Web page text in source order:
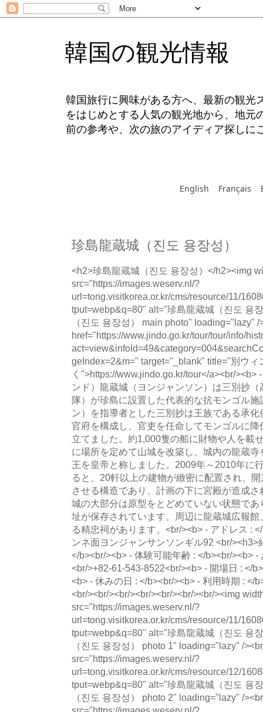
韓国の観光情報
韓国旅行に興味がある方へ、最新の観光
をはじめとする人気の観光地から、地
前の参考や、次の旅のアイディア探しに
English Français
珍島龍蔵城（진도 용장성）
<h2>珍島龍蔵城（진도 용장성）</h2><img
src="https://images.weserv.nl/?
url=tong.visitkorea.or.kr/cms/resource/11/
tput=webp&q=80" alt="珍島龍蔵城（진도 용
（진도 용장성） main photo" loading="lazy"
href="https://www.jindo.go.kr/tour/tour/info/
geIndex=2&m=" target="_blank" title="別ウィ
く">https://www.jindo.go.kr/tour</a><br/><b>
ンド）龍蔵城（ヨンジャンソン）は三別抄
隊）が珍島に設置した代表的な抗モンゴル
ン）を指導者とした三別抄は王族である承
官府を構成し、官吏を任命してモンゴルに
立てました。約1,000隻の船に財物や人を載
に場所を定めて山城を改築し、城内の龍蔵
王を皇帝と称しました。2009年～2010年に
ると、20軒以上の建物が緻密に配置され、
させる構造であり、計画の下に宮殿が造成
城の大部分は原型をとどめていない状態で
址が保存されています。周辺に龍蔵城広報
る精忠祠があります。<br/><b> - アドレス :
ンネ面ヨンジャンサンソンギル92 <br/><h3>
</b><br/><b> - 体験可能年齢 : </b><br/><b>
<br/>+82-61-543-8522<br/><b> - 開場日 : </
<b> - 休みの日 : </b><br/><b> - 利用時期 : </
<br/><br/><br/><br/><br/><br/><br/><img
src="https://images.weserv.nl/?
url=tong.visitkorea.or.kr/cms/resource/11/
tput=webp&q=80" alt="珍島龍蔵城（진도 용
（진도 용장성） photo 1" loading="lazy" /
src="https://images.weserv.nl/?
url=tong.visitkorea.or.kr/cms/resource/12/
tput=webp&q=80" alt="珍島龍蔵城（진도 용
（진도 용장성） photo 2" loading="lazy" /